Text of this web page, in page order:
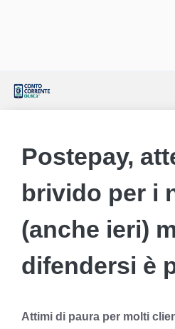
Postepay,
brivido per i
(anche ieri)
difendersi è
Attimi di paura per molti